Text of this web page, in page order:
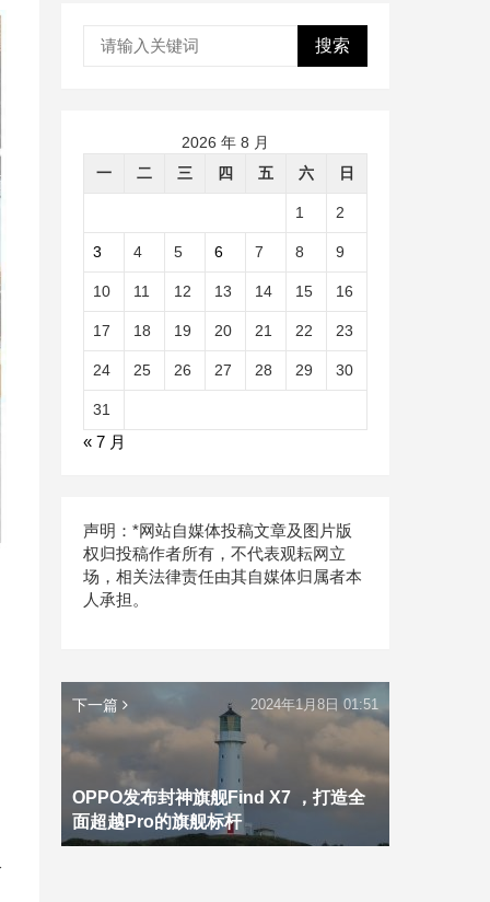
搜索
2026 年 8 月
一
二 三 四 五 六 日
1 2
3 4 5 6 7 8 9
10 11 12 13 14 15 16
17 18 19 20 21 22 23
24 25 26 27 28 29 30
31
« 7 月
声明：*网站自媒体投稿文章及图片版
权归投稿作者所有，不代表观耘网立
场，相关法律责任由其自媒体归属者本
人承担。
下一篇
OPPO发布封神旗舰Find X7 ，打造全
面超越Pro的旗舰标杆
2024年1月8日 01:51